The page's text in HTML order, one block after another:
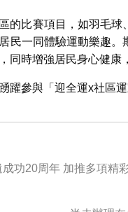
的比賽項目，如羽毛
民一同體驗運動樂趣
同時增強居民身心健康
躍參與「迎全運x社區
成功20周年 加推多項精